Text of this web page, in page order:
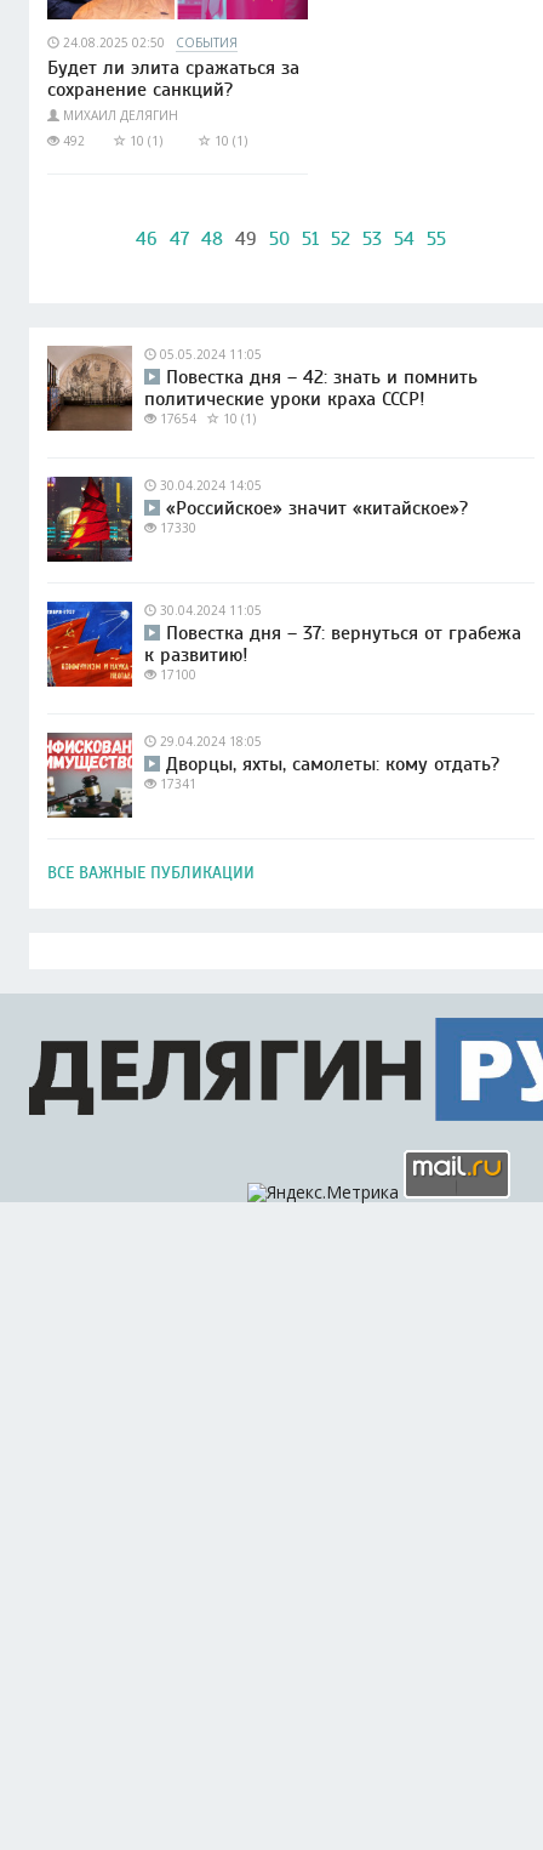
24.08.2025 02:50 СОБЫТИЯ
Будет ли элита сражаться за
сохранение санкций?
МИХАИЛ ДЕЛЯГИН
492
10 (1) 10 (1)
46 47 48 49 50 51 52 53 54 55
05.05.2024 11:05
Повестка дня – 42: знать и помнить
политические уроки краха СССР!
17654 10 (1)
30.04.2024 14:05
«Российское» значит «китайское»?
17330
30.04.2024 11:05
Повестка дня – 37: вернуться от грабежа
к развитию!
17100
29.04.2024 18:05
Дворцы, яхты, самолеты: кому отдать?
17341
ВСЕ ВАЖНЫЕ ПУБЛИКАЦИИ